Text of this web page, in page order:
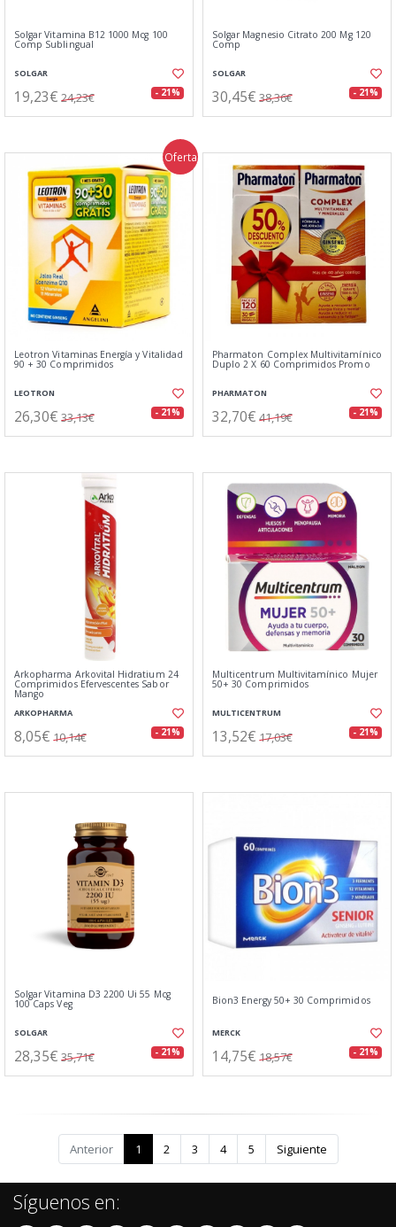
Solgar Vitamina B12 1000 Mcg 100
Comp Sublingual
SOLGAR
19,23€ 24,23€ - 21%
Solgar Magnesio Citrato 200 Mg 120
Comp
SOLGAR
30,45€ 38,36€ - 21%
Oferta
Leotron Vitaminas Energía y Vitalidad
90 + 30 Comprimidos
LEOTRON
26,30€ 33,13€ - 21%
Pharmaton Complex Multivitamínico
Duplo 2 X 60 Comprimidos Promo
PHARMATON
32,70€ 41,19€ - 21%
Arkopharma Arkovital Hidratium 24
Comprimidos Efervescentes Sabor
Mango
ARKOPHARMA
8,05€ 10,14€ - 21%
Multicentrum Multivitamínico Mujer
50+ 30 Comprimidos
MULTICENTRUM
13,52€ 17,03€ - 21%
Solgar Vitamina D3 2200 Ui 55 Mcg
100 Caps Veg
SOLGAR
28,35€ 35,71€ - 21%
Bion3 Energy 50+ 30 Comprimidos
MERCK
14,75€ 18,57€ - 21%
Anterior 1 2 3 4 5 Siguiente
Síguenos en: